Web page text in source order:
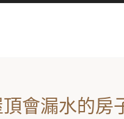
會漏水的房